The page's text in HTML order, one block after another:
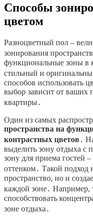
Способы
цветом
Разноцветный пол –
зонирования
функциональные зоны в
стильный и
способов использовать
выбор зависит от ваших
квартиры․
Один из самых
пространства на
контрастных цветов ․
выделить зону отдыха с
зону для приема гостей
оттенком․ Такой подход
пространство, но и
каждой зоне․ Например,
способствовать
зоне отдыха․